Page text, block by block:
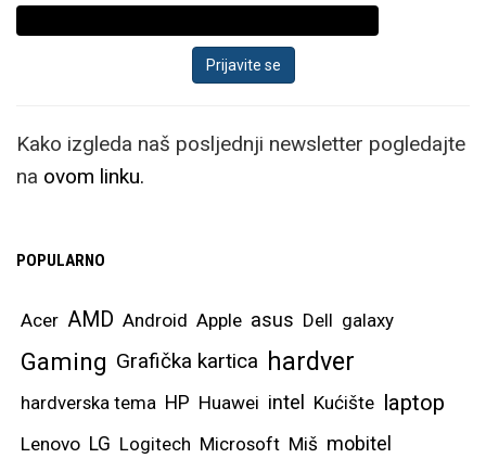
Kako izgleda naš posljednji newsletter pogledajte
na ovom linku.
POPULARNO
Acer AMD Android Apple asus Dell galaxy
Gaming Grafička kartica hardver
hardverska tema HP Huawei intel Kućište laptop
Lenovo LG Logitech Microsoft Miš mobitel